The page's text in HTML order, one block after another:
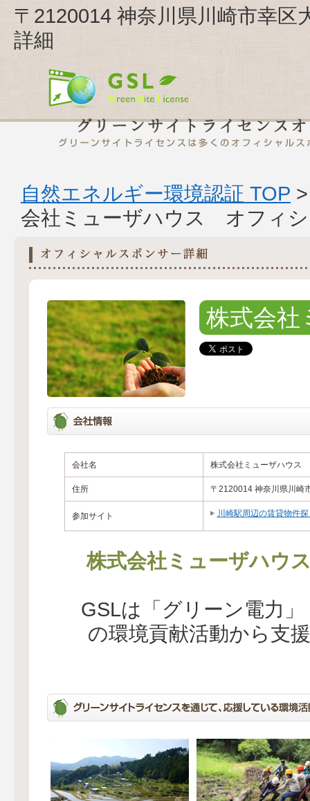
〒2120014 神奈川県川崎市幸
詳細
自然エネルギー環境認証 TOP
会社ミューザハウス オフィ
株式会社
会社名 株式会社ミューザハウス
住所 〒2120014 神奈川県川崎
参加サイト 川崎駅周辺の賃貸物件
株式会社ミューザハウ
GSLは「グリーン電力
の環境貢献活動から支